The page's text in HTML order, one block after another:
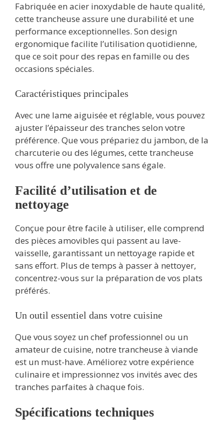
Fabriquée en acier inoxydable de haute qualité,
cette trancheuse assure une durabilité et une
performance exceptionnelles. Son design
ergonomique facilite l’utilisation quotidienne,
que ce soit pour des repas en famille ou des
occasions spéciales.
Caractéristiques principales
Avec une lame aiguisée et réglable, vous pouvez
ajuster l’épaisseur des tranches selon votre
préférence. Que vous prépariez du jambon, de la
charcuterie ou des légumes, cette trancheuse
vous offre une polyvalence sans égale.
Facilité d’utilisation et de
nettoyage
Conçue pour être facile à utiliser, elle comprend
des pièces amovibles qui passent au lave-
vaisselle, garantissant un nettoyage rapide et
sans effort. Plus de temps à passer à nettoyer,
concentrez-vous sur la préparation de vos plats
préférés.
Un outil essentiel dans votre cuisine
Que vous soyez un chef professionnel ou un
amateur de cuisine, notre trancheuse à viande
est un must-have. Améliorez votre expérience
culinaire et impressionnez vos invités avec des
tranches parfaites à chaque fois.
Spécifications techniques